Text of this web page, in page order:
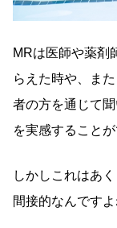
MRは医師や薬剤
らえた時や、ま
者の方を通じて
を実感することが
しかしこれはあ
間接的なんですよ